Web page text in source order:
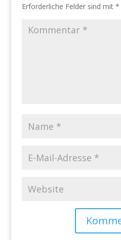
Erforderliche Felder sind mit *